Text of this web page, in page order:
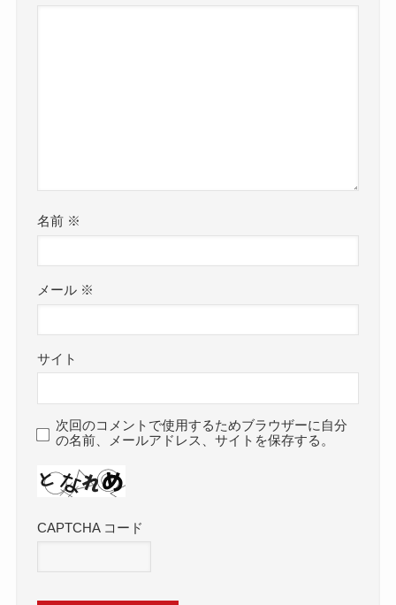
名前 ※
メール ※
サイト
次回のコメントで使用するためブラウザーに自分
の名前、メールアドレス、サイトを保存する。
CAPTCHA コード